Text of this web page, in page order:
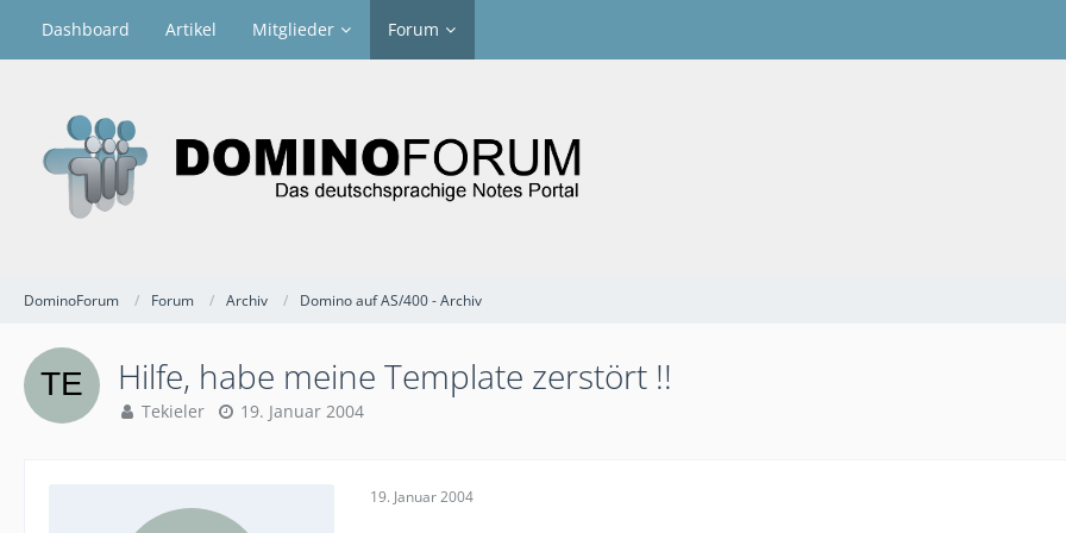
Dashboard Artikel Mitglieder Forum
DominoForum Forum Archiv Domino auf AS/400 - Archiv
Hilfe, habe meine Template zerstört !!
Tekieler 19. Januar 2004
19. Januar 2004